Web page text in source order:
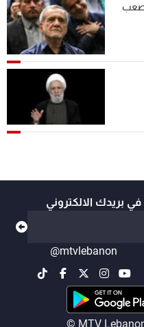
"صعب
بريدك الالكتروني
@mtvlebanon
© MTV